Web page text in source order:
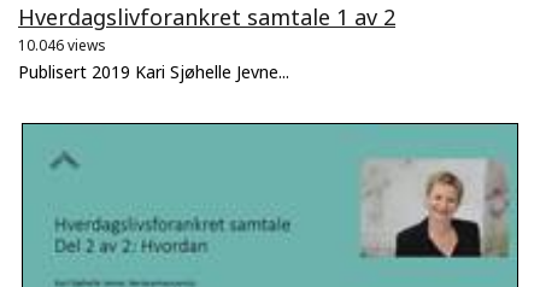
Hverdagslivforankret samtale 1 av 2
10.046 views
Publisert 2019 Kari Sjøhelle Jevne...